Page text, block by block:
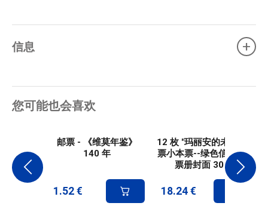
信息 +
您可能也会喜欢
邮票 - 《维莫年鉴》
140 年
1.52 €
12 枚 "玛丽安的未来 "邮
票小本票--绿色信函--邮
票册封面 30 年
18.24 €